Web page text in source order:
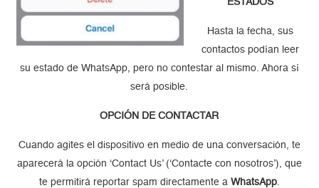
ESTADOS
Hasta la fecha, sus
contactos podían leer
su estado de WhatsApp, pero no contestar al mismo. Ahora sí
será posible.
OPCIÓN DE CONTACTAR
Cuando agites el dispositivo en medio de una conversación, te
aparecerá la opción ‘Contact Us’ (‘Contacte con nosotros’), que
te permitirá reportar spam directamente a WhatsApp.